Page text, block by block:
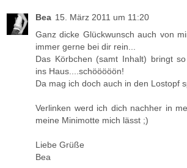
Bea 15. März 2011 um 11:20
Ganz dicke Glückwunsch auch von
immer gerne bei dir rein...
Das Körbchen (samt Inhalt) bringt
ins Haus....schööööön!
Da mag ich doch auch in den Lostopf
Verlinken werd ich dich nachher in
meine Minimotte mich lässt ;)
Liebe Grüße
Bea